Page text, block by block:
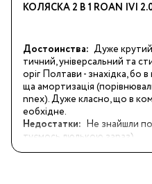
КОЛЯСКА 2 В 1 ROAN IVI
Достоинства: Дуже крутий
тичний, універсальний та
оріг Полтави - знахідка, бо
ща амортизація
nnex). Дуже класно, що в
еобхідне.
Недостатки: Не знайшли
туємось люлькою зараз)